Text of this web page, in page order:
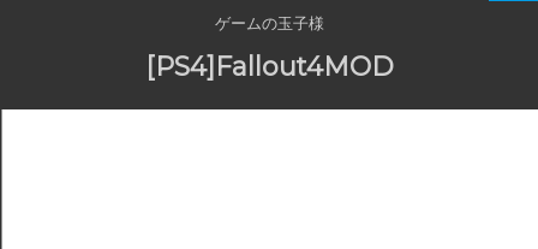
ゲームの玉子様
[PS4]Fallout4MOD